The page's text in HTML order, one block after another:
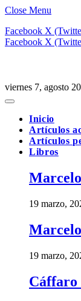
Close Menu
Facebook X
Facebook X
viernes 7, agosto
Inicio
Artículos
Artículos
Libros
19 marzo,
19 marzo,